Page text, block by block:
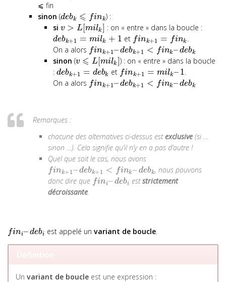
⩽ fin
sinon (debk ⩽ fink) :
si v > L[milk] : on « entre » dans la boucle :
debk+1 = milk + 1 et fink+1 = fink .
On a alors fink+1–debk+1 < fink–debk
sinon (v ⩽ L[milk]) : on « entre » dans la boucle
: debk+1 = debk et fink+1 = milk–1.
On a alors fink+1–debk+1 < fink–debk
Remarques :
chacune des alternatives ci-dessus estexclusive (si …
sinon …). Cela signifie qu’il n’y en a pas d’autre !
Quel que soit le cas, nous avons
fink+1 –debk+1 < fink–debk, nous pouvons
donc dire que fini–debi eststrictement
décroissante.
fini–debi est appelé unvariant de boucle.
Unvariant de boucle est une expression :